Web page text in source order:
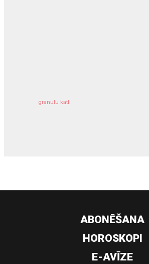
granulu katli
ABONĒŠANA
HOROSKOPI
E-AVĪZE